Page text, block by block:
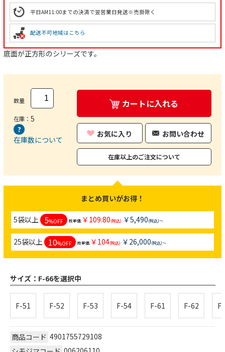
平日AM11:00までの決済で翌営業日発送※売掛除く
配送不可地域はこちら
底面が正方形のシリーズです。
数量
在庫： 5
在庫数について
カートに入れる
お気に入り お問い合わせ
在庫以上のご注文について
まとめ買いがお得！
5袋以上 5%OFF 枚単価:￥109.80(税込) ￥5,490(税込)～
25袋以上 10%OFF 枚単価:￥104(税込) ￥26,000(税込)～
サイズ： F-66を選択中
F-51 F-52 F-53 F-54 F-61 F-62
商品コード 4901755729108